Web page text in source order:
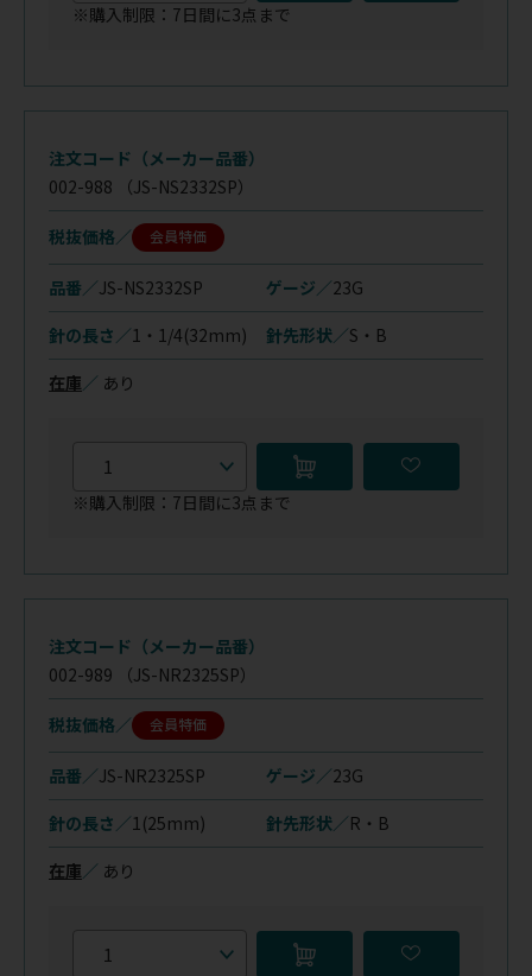
※購入制限：7日間に3点まで
注文コード（メーカー品番）
002-988 （JS-NS2332SP）
税抜価格 会員特価
品番／JS-NS2332SP ゲージ／23G
針の長さ／1・1/4(32mm) 針先形状／S・B
在庫 ／ あり
※購入制限：7日間に3点まで
注文コード（メーカー品番）
002-989 （JS-NR2325SP）
税抜価格 会員特価
品番／JS-NR2325SP ゲージ／23G
針の長さ／1(25mm) 針先形状／R・B
在庫 ／ あり